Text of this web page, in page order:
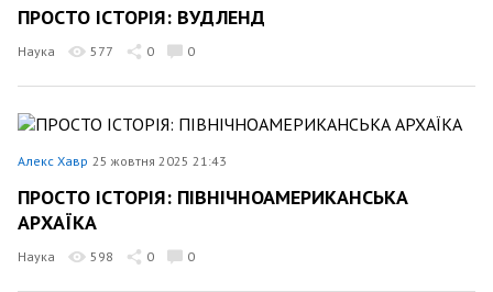
ПРОСТО ІСТОРІЯ: ВУДЛЕНД
Наука 577 0 0
Алекс Хавр 25 жовтня 2025 21:43
ПРОСТО ІСТОРІЯ: ПІВНІЧНОАМЕРИКАНСЬКА
АРХАЇКА
Наука 598 0 0